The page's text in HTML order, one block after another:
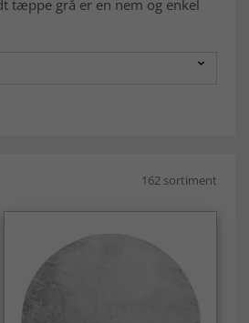
tæppe grå er en nem og enkel
162 sortiment